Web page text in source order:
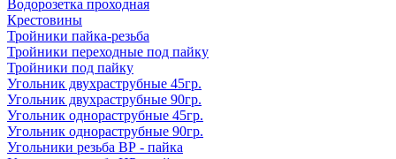
Водорозетка проходная
Крестовины
Тройники пайка-резьба
Тройники переходные под пайку
Тройники под пайку
Угольник двухраструбные 45гр.
Угольник двухраструбные 90гр.
Угольник однораструбные 45гр.
Угольник однораструбные 90гр.
Угольники резьба ВР - пайка